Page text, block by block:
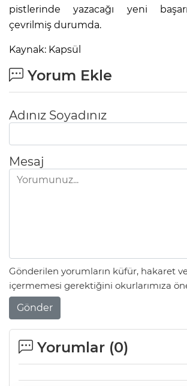
pistlerinde yazacağı yeni
çevrilmiş durumda.
Kaynak: Kapsül
Yorum Ekle
Adınız Soyadınız
Mesaj
Gönderilen yorumların küfür, hakaret
içermemesi gerektiğini okurlarımıza
Gönder
Yorumlar (0)